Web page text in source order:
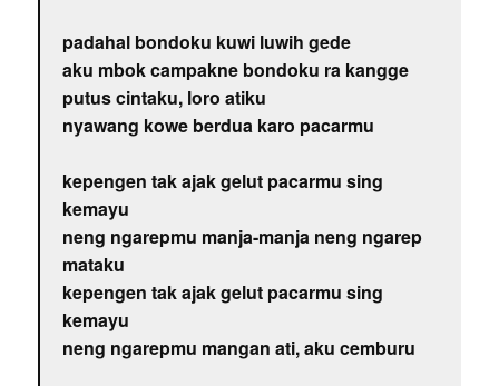
padahal bondoku kuwi luwih gede
aku mbok campakne bondoku ra kangge
putus cintaku, loro atiku
nyawang kowe berdua karo pacarmu
kepengen tak ajak gelut pacarmu sing
kemayu
neng ngarepmu manja-manja neng ngarep
mataku
kepengen tak ajak gelut pacarmu sing
kemayu
neng ngarepmu mangan ati, aku cemburu